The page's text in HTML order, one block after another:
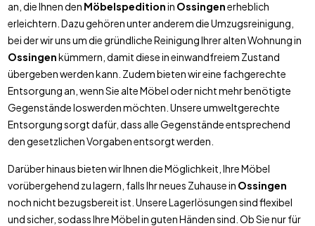
an, die Ihnen den Möbelspeditionin Ossingenerheblich
erleichtern. Dazu gehören unter anderem die Umzugsreinigung,
bei der wir uns um die gründliche Reinigung Ihrer alten Wohnung in
Ossingenkümmern, damit diese in einwandfreiem Zustand
übergeben werden kann. Zudem bieten wir eine fachgerechte
Entsorgung an, wenn Sie alte Möbel oder nicht mehr benötigte
Gegenstände loswerden möchten. Unsere umweltgerechte
Entsorgung sorgt dafür, dass alle Gegenstände entsprechend
den gesetzlichen Vorgaben entsorgt werden.
Darüber hinaus bieten wir Ihnen die Möglichkeit, Ihre Möbel
vorübergehend zu lagern, falls Ihr neues Zuhause in Ossingen
noch nicht bezugsbereit ist. Unsere Lagerlösungen sind flexibel
und sicher, sodass Ihre Möbel in guten Händen sind. Ob Sie nur für